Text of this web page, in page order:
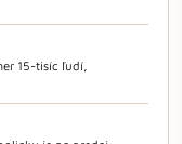
15-tisíc ľudí,